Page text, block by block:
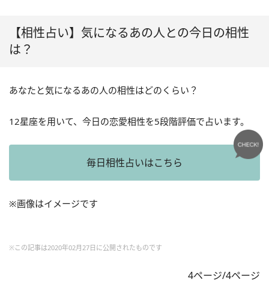
【相性占い】気になるあの人との今日の相性
は？
あなたと気になるあの人の相性はどのくらい？
12星座を用いて、今日の恋愛相性を5段階評価で占います。
毎日相性占いはこちら
※画像はイメージです
※この記事は2020年02月27日に公開されたものです
4ページ/4ページ